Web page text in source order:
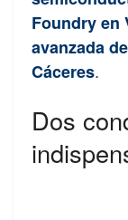
Foundry en
avanzada
Cáceres.
Dos